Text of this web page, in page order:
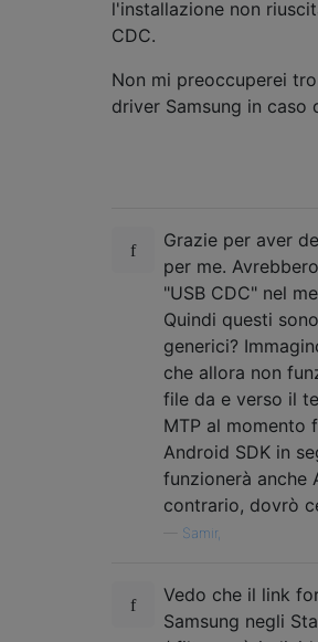
l'installazione non
CDC.
Non mi preoccuperei
driver Samsung in caso
Grazie per aver
per me.
"USB CDC" nel
Quindi questi
generici?
che allora non
file da e verso il
MTP al momento
Android SDK in
funzionerà anche
contrario, dovrò
Samir,
Vedo che il link
Samsung negli